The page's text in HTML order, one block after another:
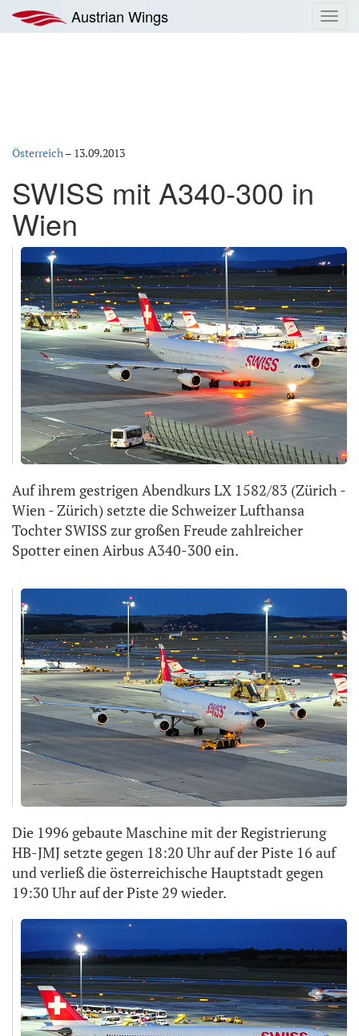
Inhalt
springen
Austrian Wings
Österreich– 13.09.2013
SWISS mit A340-300 in
Wien
Auf ihrem gestrigen Abendkurs LX 1582/83 (Zürich -
Wien - Zürich) setzte die Schweizer Lufthansa
Tochter SWISS zur großen Freude zahlreicher
Spotter einen Airbus A340-300 ein.
Die 1996 gebaute Maschine mit der Registrierung
HB-JMJ setzte gegen 18:20 Uhr auf der Piste 16 auf
und verließ die österreichische Hauptstadt gegen
19:30 Uhr auf der Piste 29 wieder.